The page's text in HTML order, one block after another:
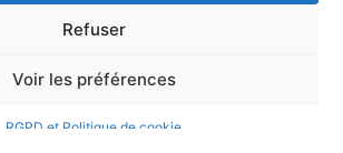
Refuser
Voir les préférences
RGPD et Politique de cookie